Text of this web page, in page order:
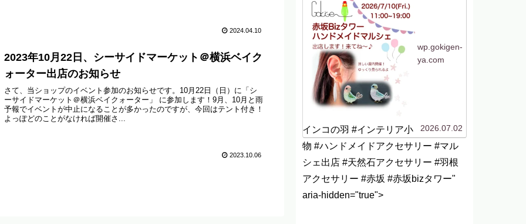
2024.04.10
2023年10月22日、シーサイドマーケット＠横浜ベイク
ォーター出店のお知らせ
さて、当ショップのイベント参加のお知らせです。10月22日（日）に「シ
ーサイドマーケット＠横浜ベイクォーター」 に参加します！9月、10月と雨
予報でイベントが中止になることが多かったのですが、今回はテント付き！
よっぽどのことがなければ開催さ...
2023.10.06
加します！今回は初めて
の場所、赤坂です！行く
機会がないのでよくわか
らないですがwなんだか
聞いたことはあるけど行
ったことがない「赤坂...
wp.gokigen-
ya.com
2026.07.02
インコの羽 #インテリア小
物 #ハンドメイドアクセサリー #マル
シェ出店 #天然石アクセサリー #羽根
アクセサリー #赤坂 #赤坂bizタワー"
aria-hidden="true">